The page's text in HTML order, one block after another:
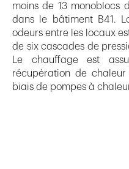
moins de 13 monoblocs
dans le bâtiment B41.
odeurs entre les locaux
de six cascades de
Le chauffage est
récupération de
biais de pompes à